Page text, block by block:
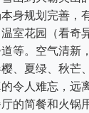
身规划完善，
室花园（看奇
等。空气清新
、夏绿、秋芒
令人难忘，远
的简餐和火锅